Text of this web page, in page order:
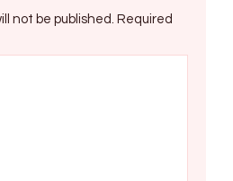
not be published. Required